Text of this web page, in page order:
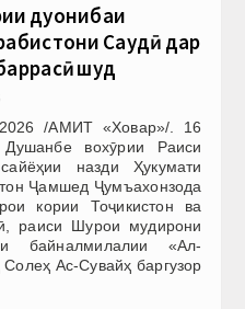
дуҷонибаи
Саудӣ дар
шуд
/АМИТ «Ховар»/. 16
вохӯрии Раиси
назди Ҳукумати
Ҷамшед Ҷумъахонзода
кории Тоҷикистон ва
раиси Шурои мудирони
байналмилалии «Ал-
Ас-Сувайҳ баргузор